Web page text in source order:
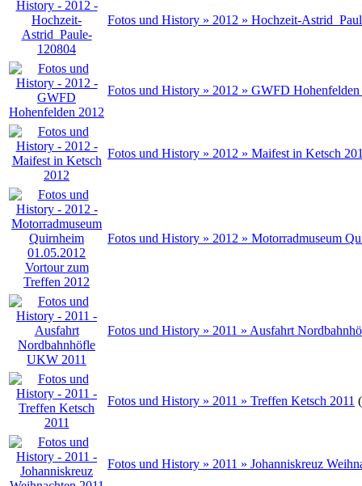
Fotos und History » 2012 » Hochzeit-
Fotos und History » 2012 » GWFD Hohenfelden
Fotos und History » 2012 » Maifest in Ketsch
Fotos und History » 2012 » Motorradmuseum
Fotos und History » 2011 » Ausfahrt
Fotos und History » 2011 » Treffen Ketsch 2011
Fotos und History » 2011 » Johanniskreuz